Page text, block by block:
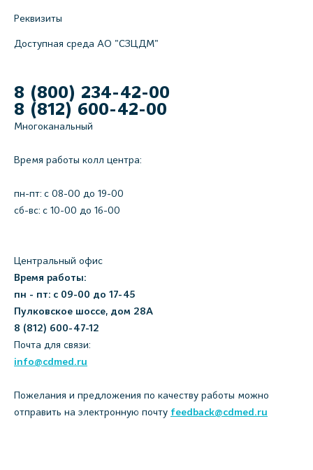
Реквизиты
Доступная среда АО "СЗЦДМ"
8 (800) 234-42-00
8 (812) 600-42-00
Многоканальный
Время работы колл центра:
пн-пт: c 08-00 до 19-00
сб-вс: с 10-00 до 16-00
Центральный офис
Время работы:
пн - пт: с 09-00 до 17-45
Пулковское шоссе, дом 28А
8 (812) 600-47-12
Почта для связи:
info@cdmed.ru
Пожелания и предложения по качеству работы можно
отправить на электронную почту feedback@cdmed.ru